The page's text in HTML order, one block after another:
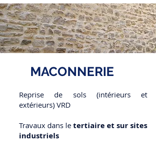
MACONNERIE
Reprise de sols (intérieurs et
extérieurs) VRD
Travaux dans le tertiaire et sur sites
industriels